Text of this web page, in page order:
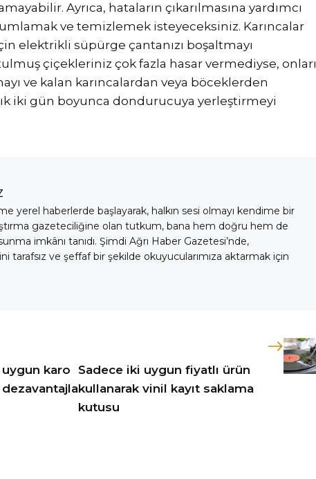
Ayrıca, hataların çıkarılmasına yardımcı
ve temizlemek isteyeceksiniz. Karıncalar
elektrikli süpürge çantanızı boşaltmayı
çiçekleriniz çok fazla hasar vermediyse, onları
ve kalan karıncalardan veya böceklerden
iki gün boyunca dondurucuya yerleştirmeyi
yerel haberlerde başlayarak, halkın sesi olmayı kendime bir
gazeteciliğine olan tutkum, bana hem doğru hem de
imkânı tanıdı. Şimdi Ağrı Haber Gazetesi’nde,
tarafsız ve şeffaf bir şekilde okuyucularımıza aktarmak için
uygun karo
Sadece iki uygun fiyatlı ürün
kullanarak vinil kayıt saklama
kutusu